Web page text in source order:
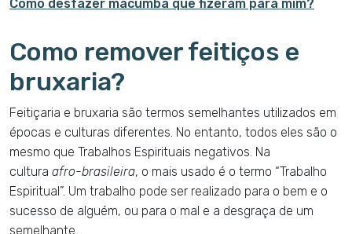
Como desfazer macumba que fizeram para mim?
Como remover feitiços e
bruxaria?
Feitiçaria e bruxaria são termos semelhantes utilizados em
épocas e culturas diferentes. No entanto, todos eles são o
mesmo que Trabalhos Espirituais negativos. Na
cultura afro-brasileira, o mais usado é o termo “Trabalho
Espiritual”. Um trabalho pode ser realizado para o bem e o
sucesso de alguém, ou para o mal e a desgraça de um
semelhante.